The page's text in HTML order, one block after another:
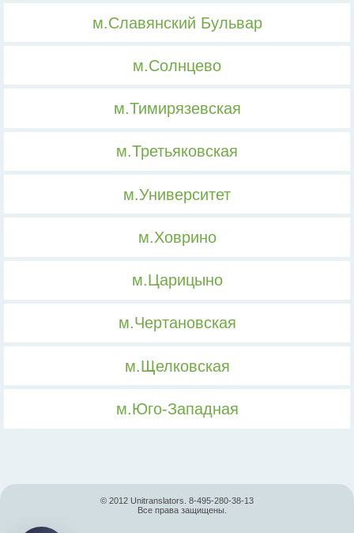
м.Славянский Бульвар
м.Солнцево
м.Тимирязевская
м.Третьяковская
м.Университет
м.Ховрино
м.Царицыно
м.Чертановская
м.Щелковская
м.Юго-Западная
© 2012 Unitranslators. 8-495-280-38-13
Все права защищены.